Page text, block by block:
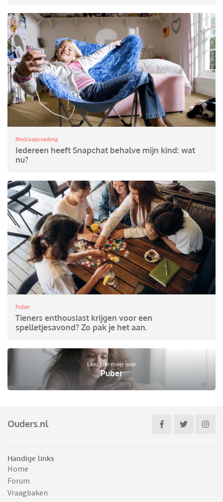
Mediaopvoeding
Iedereen heeft Snapchat behalve mijn kind: wat
nu?
Puber
Tieners enthousiast krijgen voor een
spelletjesavond? Zo pak je het aan.
Lees hier meer over
Puber
Ouders.nl
Handige links
Home
Forum
Vraagbaken